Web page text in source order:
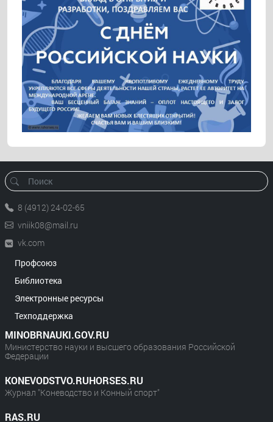
8 (4912) 24-02-65
vniik08@mail.ru
vk.com
Профсоюз
Библиотека
Электронные ресурсы
Техподдержка
MINOBRNAUKI.GOV.RU
Министерство науки и высшего образования Российской
Федерации
KONEVODSTVO.RUHORSES.RU
Журнал "Коневодство и Конный спорт"
RAS.RU